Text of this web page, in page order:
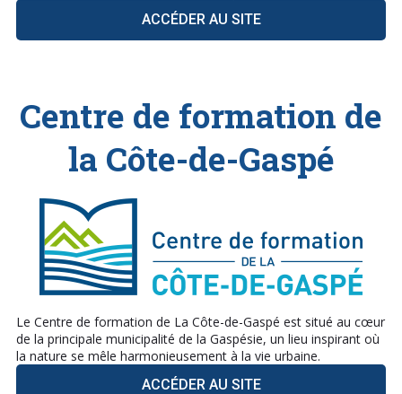
ACCÉDER AU SITE
Centre de formation de
la Côte-de-Gaspé
Le Centre de formation de La Côte-de-Gaspé est situé au cœur
de la principale municipalité de la Gaspésie, un lieu inspirant où
la nature se mêle harmonieusement à la vie urbaine.
ACCÉDER AU SITE